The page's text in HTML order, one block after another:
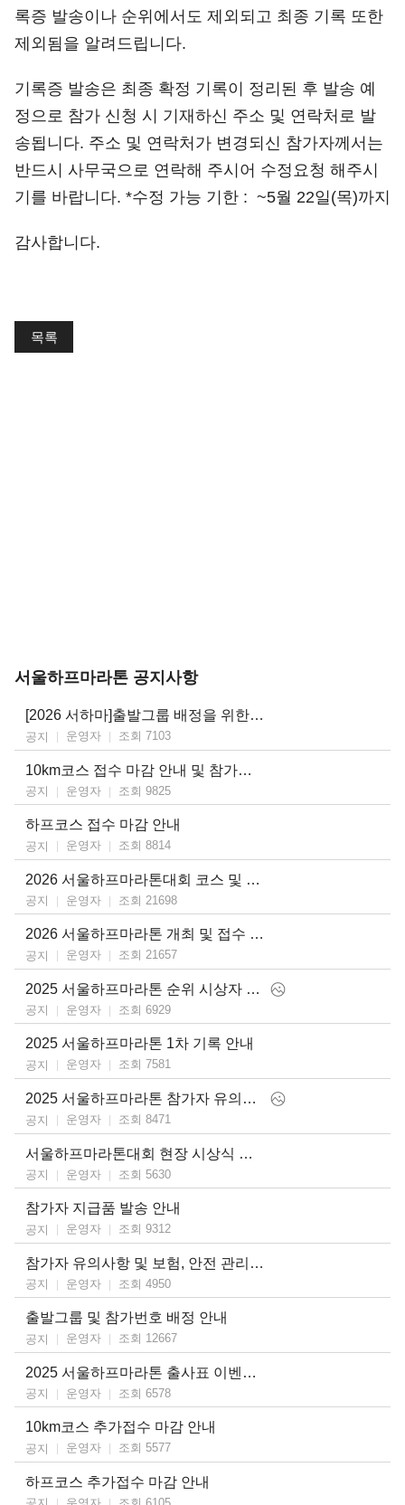
록증 발송이나 순위에서도 제외되고 최종 기록 또한
제외됨을 알려드립니다.
기록증 발송은 최종 확정 기록이 정리된 후 발송 예
정으로 참가 신청 시 기재하신 주소 및 연락처로 발
송됩니다. 주소 및 연락처가 변경되신 참가자께서는
반드시 사무국으로 연락해 주시어 수정요청 해주시
기를 바랍니다. *수정 가능 기한 : ~5월 22일(목)까지
감사합니다.
목록
서울하프마라톤 공지사항
[2026 서하마]출발그룹 배정을 위한 기록증 제출 안내
공지 운영자 조회 7103
10km코스 접수 마감 안내 및 참가비 결제 기간 안내
공지 운영자 조회 9825
하프코스 접수 마감 안내
공지 운영자 조회 8814
2026 서울하프마라톤대회 코스 및 출발시간 변경 안내
공지 운영자 조회 21698
2026 서울하프마라톤 개최 및 접수 일정 안내
공지 운영자 조회 21657
2025 서울하프마라톤 순위 시상자 안내 및 공식 기록 업로드 안내
공지 운영자 조회 6929
2025 서울하프마라톤 1차 기록 안내
공지 운영자 조회 7581
2025 서울하프마라톤 참가자 유의사항
공지 운영자 조회 8471
서울하프마라톤대회 현장 시상식 안내
공지 운영자 조회 5630
참가자 지급품 발송 안내
공지 운영자 조회 9312
참가자 유의사항 및 보험, 안전 관리 계획 안내
공지 운영자 조회 4950
출발그룹 및 참가번호 배정 안내
공지 운영자 조회 12667
2025 서울하프마라톤 출사표 이벤트 안내
공지 운영자 조회 6578
10km코스 추가접수 마감 안내
공지 운영자 조회 5577
하프코스 추가접수 마감 안내